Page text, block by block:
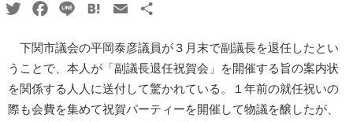
TwitterFacebook
Line HatenaEmail
下関市議会の平岡泰彦議員が３月末で副議長を退任したとい
うことで、本人が「副議長退任祝賀会」を開催する旨の案内状
を関係する人人に送付して驚かれている。１年前の就任祝いの
際も会費を集めて祝賀パーティーを開催して物議を醸したが、